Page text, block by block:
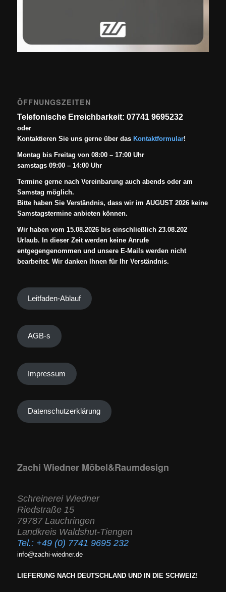
ÖFFNUNGSZEITEN
Telefonische Erreichbarkeit: 07741 9695232
oder
Kontaktieren Sie uns gerne über das Kontaktformular!
Montag bis Freitag von 08:00 – 17:00 Uhr
samstags 09:00 – 14:00 Uhr
Termine gerne nach Vereinbarung auch abends oder am
Samstag möglich.
Bitte haben Sie Verständnis, dass wir im AUGUST 2026 keine
Samstagstermine anbieten können.
Wir haben vom 15.08.2026 bis einschließlich 23.08.202
Urlaub. In dieser Zeit werden keine Anrufe
entgegengenommen und unsere E-Mails werden nicht
bearbeitet. Wir danken Ihnen für Ihr Verständnis.
Leitfaden-Ablauf
AGB-s
Impressum
Datenschutzerklärung
Zachi Wiedner Möbel&Raumdesign
Schreinerei Wiedner
Riedstraße 15
79787 Lauchringen
Landkreis Waldshut-Tiengen
Tel.: +49 (0) 7741 9695 232
info@zachi-wiedner.de
LIEFERUNG NACH DEUTSCHLAND UND IN DIE SCHWEIZ!